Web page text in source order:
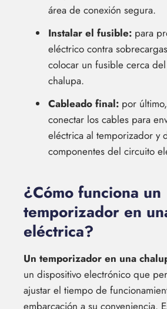
área de conexión segura.
Instalar el fusible: para
eléctrico contra
colocar un fusible cerca
chalupa.
Cableado final: por
conectar los cables para
eléctrica al temporizador y
componentes del circuito
¿Cómo funciona un
temporizador en
eléctrica?
Un temporizador en una
un dispositivo electrónico que
ajustar el tiempo de
embarcación a su conveniencia.